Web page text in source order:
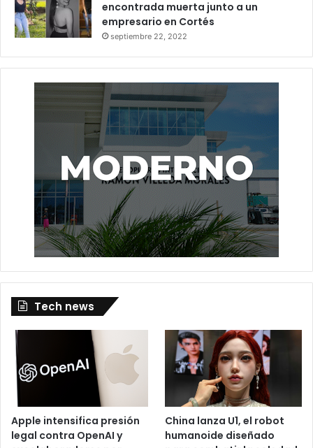
encontrada muerta junto a un
empresario en Cortés
septiembre 22, 2022
Tech news
Apple intensifica presión
legal contra OpenAI y
China lanza U1, el robot
humanoide diseñado